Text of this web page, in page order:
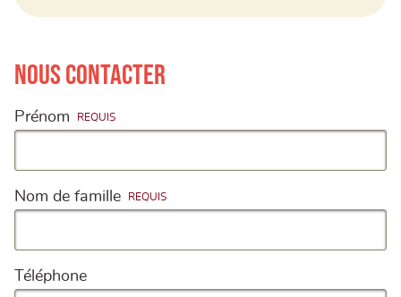
Nous contacter
Prénom
Nom de famille
Téléphone